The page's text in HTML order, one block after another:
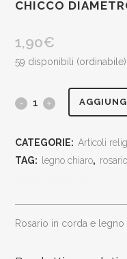
CHICCO
1,90€
59 disponibili (ordinabile)
rosario
legno
chiaro
CATEGORIE: Articoli
TAG: legno chiaro,
rosario in corda e